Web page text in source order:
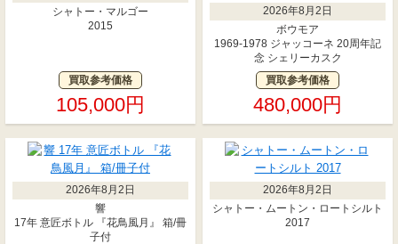
シャトー・マルゴー
2015
買取参考価格
105,000円
2026年8月2日
ボウモア
1969-1978 ジャッコーネ 20周年記
念 シェリーカスク
買取参考価格
480,000円
2026年8月2日
響
17年 意匠ボトル 『花鳥風月』 箱/冊
子付
2026年8月2日
シャトー・ムートン・ロートシルト
2017